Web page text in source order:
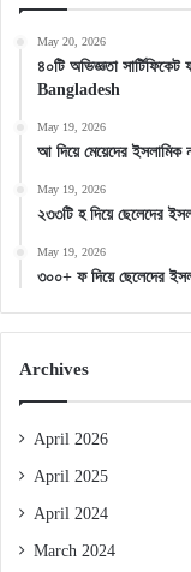
May 20, 2026
৪০টি অভিজ্ঞতা
Bangladesh
May 19, 2026
আ দিয়ে মেয়েদের
May 19, 2026
২৩৩টি হ দিয়ে ছেলেদের
May 19, 2026
৩০০+ ফ দিয়ে ছেলেদের
Archives
April 2026
April 2025
April 2024
March 2024